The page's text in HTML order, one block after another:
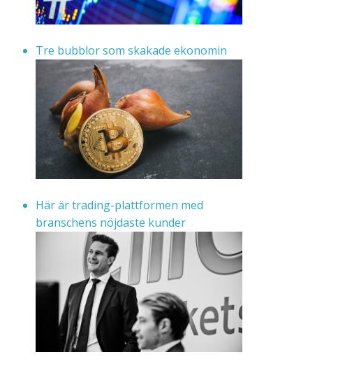
Tre bubblor som skakade ekonomin
Här är trading-plattformen med
branschens nöjdaste kunder